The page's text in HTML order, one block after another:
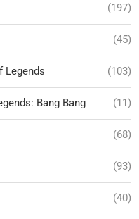
(197)
(45)
Legends (103)
Bang Bang (11)
(68)
(93)
(40)